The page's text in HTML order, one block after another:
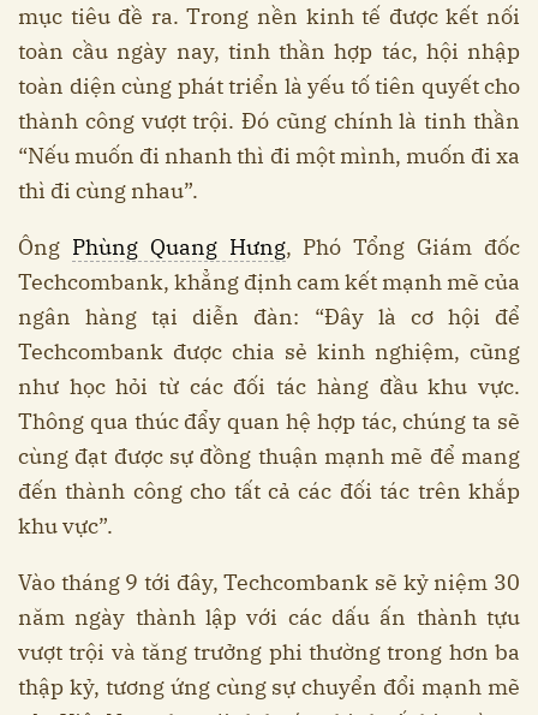
mục tiêu đề ra. Trong nền kinh tế được kết nối
toàn cầu ngày nay, tinh thần hợp tác, hội nhập
toàn diện cùng phát triển là yếu tố tiên quyết cho
thành công vượt trội. Đó cũng chính là tinh thần
“Nếu muốn đi nhanh thì đi một mình, muốn đi xa
thì đi cùng nhau”.
Ông Phùng Quang Hưng, Phó Tổng Giám đốc
Techcombank, khẳng định cam kết mạnh mẽ của
ngân hàng tại diễn đàn: “Đây là cơ hội để
Techcombank được chia sẻ kinh nghiệm, cũng
như học hỏi từ các đối tác hàng đầu khu vực.
Thông qua thúc đẩy quan hệ hợp tác, chúng ta sẽ
cùng đạt được sự đồng thuận mạnh mẽ để mang
đến thành công cho tất cả các đối tác trên khắp
khu vực”.
Vào tháng 9 tới đây, Techcombank sẽ kỷ niệm 30
năm ngày thành lập với các dấu ấn thành tựu
vượt trội và tăng trưởng phi thường trong hơn ba
thập kỷ, tương ứng cùng sự chuyển đổi mạnh mẽ